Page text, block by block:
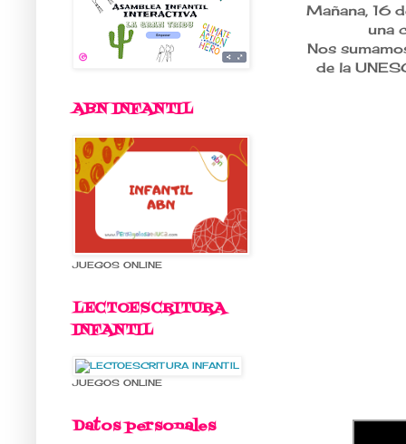
Mañana, 16
una
Nos
de la
ABN INFANTIL
JUEGOS ONLINE
LECTOESCRITURA
INFANTIL
JUEGOS ONLINE
Datos personales